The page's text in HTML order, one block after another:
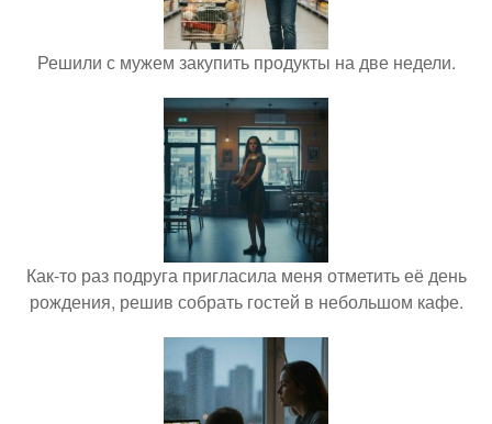
Решили с мужем закупить продукты на две недели.
Как-то раз подруга пригласила меня отметить её день
рождения, решив собрать гостей в небольшом кафе.